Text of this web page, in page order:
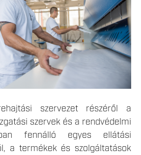
szervezet részéről a
szervek és a rendvédelmi
fennálló egyes ellátási
a termékek és szolgáltatások